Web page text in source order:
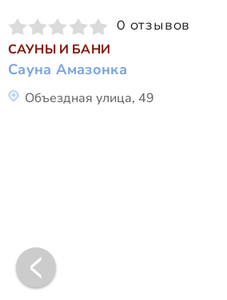
0 отзывов
САУНЫ И БАНИ
Сауна Амазонка
Объездная улица, 49